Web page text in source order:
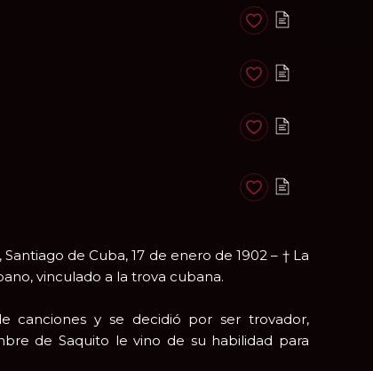
Anadir a favoritos
Anadir a favoritos
Anadir a favoritos
Anadir a favoritos
, Santiago de Cuba, 17 de enero de 1902 – † La
vinculado a la trova cubana.
canciones y se decidió por ser trovador,
de Saquito le vino de su habilidad para